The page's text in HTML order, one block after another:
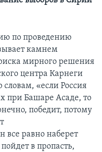
по проведению
камнем
мирного решения
центра Карнеги
«если Россия
при Башаре Асаде, то
победит, потому
все равно наберет
в пропасть,